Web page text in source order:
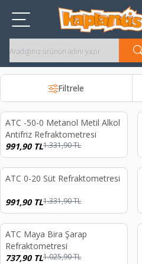
Filtrele
%26
ATC -50-0 Metanol Metil Alkol
Antifriz Refraktometresi
991,90TL1.331,90TL
%26
ATC 0-20 Süt Refraktometresi
991,90TL1.331,90TL
%28
ATC Maya Bira Şarap
Refraktometresi
737,90TL1.025,90TL